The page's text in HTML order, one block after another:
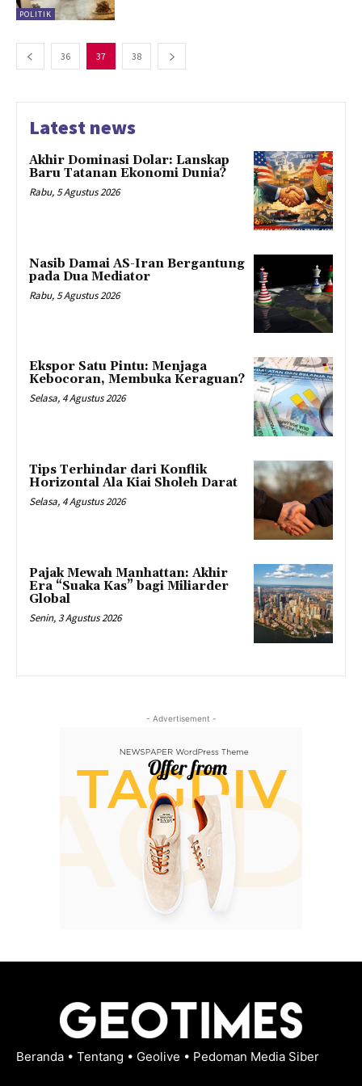
POLITIK
36 37 38
Latest news
Akhir Dominasi Dolar: Lanskap
Baru Tatanan Ekonomi Dunia?
Rabu, 5 Agustus 2026
Nasib Damai AS-Iran Bergantung
pada Dua Mediator
Rabu, 5 Agustus 2026
Ekspor Satu Pintu: Menjaga
Kebocoran, Membuka Keraguan?
Selasa, 4 Agustus 2026
Tips Terhindar dari Konflik
Horizontal Ala Kiai Sholeh Darat
Selasa, 4 Agustus 2026
Pajak Mewah Manhattan: Akhir
Era “Suaka Kas” bagi Miliarder
Global
Senin, 3 Agustus 2026
- Advertisement -
Beranda • Tentang • Geolive • Pedoman Media Siber